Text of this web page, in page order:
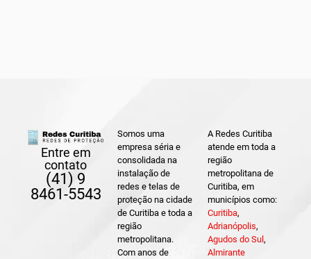
Entre em
contato
(41) 9
8461-5543
Somos uma
empresa séria e
consolidada na
instalação de
redes e telas de
proteção na cidade
de Curitiba e toda a
região
metropolitana.
Com anos de
A Redes Curitiba
atende em toda a
região
metropolitana de
Curitiba, em
municípios como:
Curitiba,
Adrianópolis,
Agudos do Sul ,
Almirante